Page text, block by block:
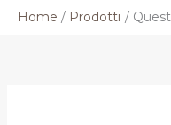
Home Prodotti